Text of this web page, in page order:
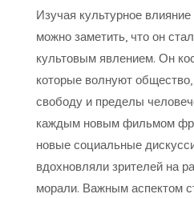
Изучая культурное
можно заметить, что он
культовым явлением. Он
которые волнуют
свободу и пределы
каждым новым фильмом
новые социальные
вдохновляли зрителей на
морали. Важным аспектом